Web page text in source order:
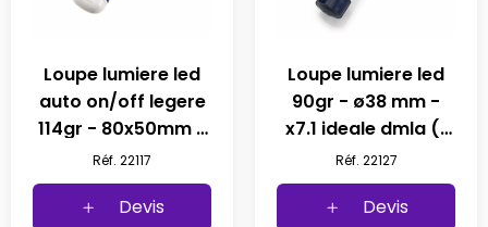
Loupe lumiere led
auto on/off legere
114gr - 80x50mm -
x3 (1 pc)
Réf. 22117
Devis
Loupe lumiere led
90gr - ø38 mm -
x7.1 ideale dmla (1
pc)
Réf. 22127
Devis